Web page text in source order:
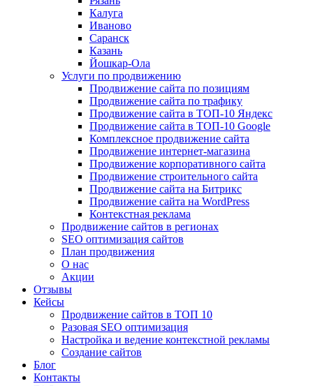
Калуга
Иваново
Саранск
Казань
Йошкар-Ола
Услуги по продвижению
Продвижение сайта по позициям
Продвижение сайта по трафику
Продвижение сайта в ТОП-10 Яндекс
Продвижение сайта в ТОП-10 Google
Комплексное продвижение сайта
Продвижение интернет-магазина
Продвижение корпоративного сайта
Продвижение строительного сайта
Продвижение сайта на Битрикс
Продвижение сайта на WordPress
Контекстная реклама
Продвижение сайтов в регионах
SEO оптимизация сайтов
План продвижения
О нас
Акции
Отзывы
Кейсы
Продвижение сайтов в ТОП 10
Разовая SEO оптимизация
Настройка и ведение контекстной рекламы
Создание сайтов
Блог
Контакты